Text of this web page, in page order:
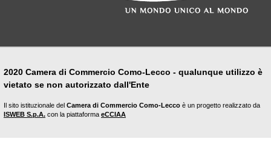
2020 Camera di Commercio Como-Lecco - qualunque utilizzo è
vietato se non autorizzato dall'Ente
Il sito istituzionale del Camera di Commercio Como-Lecco è un progetto realizzato da
ISWEB S.p.A. con la piattaforma eCCIAA